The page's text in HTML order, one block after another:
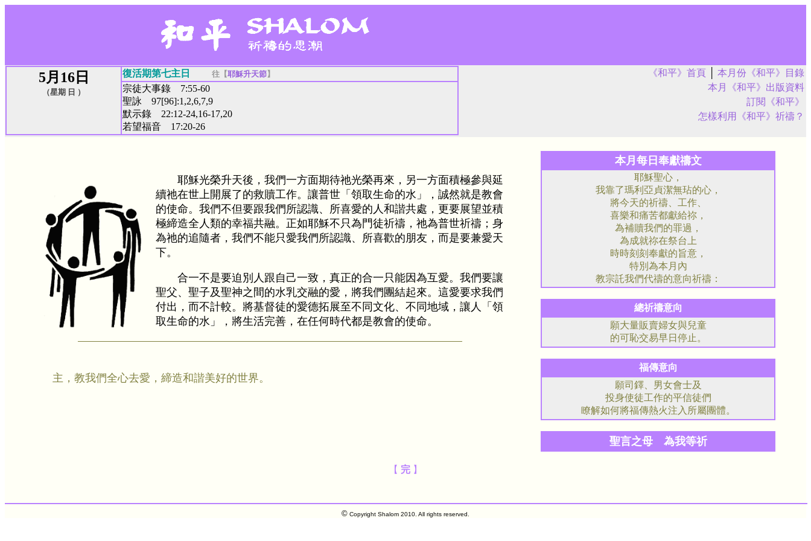
5月16日
（星期 日 ）
復活期第七主日 往【耶穌升天節】
宗徒大事錄 7:55-60
聖詠 97[96]:1,2,6,7,9
默示錄 22:12-24,16-17,20
若望福音 17:20-26
《和平》首頁
本月份《和平》目錄
本月《和平》出版資料
訂閱《和平》
怎樣利用《和平》祈禱？
耶穌光榮升天後，我們一方面期待祂光榮再來，另一方面積極參與延
續祂在世上開展了的救贖工作。讓普世「領取生命的水」，誠然就是教會
的使命。我們不但要跟我們所認識、所喜愛的人和諧共處，更要展望並積
極締造全人類的幸福共融。正如耶穌不只為門徒祈禱，祂為普世祈禱；身
為祂的追隨者，我們不能只愛我們所認識、所喜歡的朋友，而是要兼愛天
下。
合一不是要迫別人跟自己一致，真正的合一只能因為互愛。我們要讓
聖父、聖子及聖神之間的水乳交融的愛，將我們團結起來。這愛要求我們
付出，而不計較。將基督徒的愛德拓展至不同文化、不同地域，讓人「領
取生命的水」，將生活完善，在任何時代都是教會的使命。
主，教我們全心去愛，締造和諧美好的世界。
本月每日奉獻禱文
耶穌聖心，
我靠了瑪利亞貞潔無玷的心，
將今天的祈禱、工作、
喜樂和痛苦都獻給祢，
為補贖我們的罪過，
為成就祢在祭台上
時時刻刻奉獻的旨意，
特別為本月內
教宗託我們代禱的意向祈禱：
總祈禱意向
願大量販賣婦女與兒童
的可恥交易早日停止。
福傳意向
願司鐸、男女會士及
投身使徒工作的平信徒們
瞭解如何將福傳熱火注入所屬團體。
聖言之母 為我等祈
【 完 】
© Copyright Shalom 2010. All rights reserved.